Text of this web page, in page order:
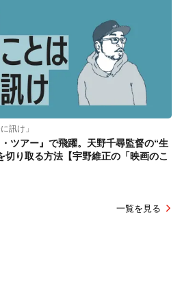
訊け」
ツアー』で飛躍。天野千尋監督の“生
切り取る方法【宇野維正の「映画のこ
一覧を見る